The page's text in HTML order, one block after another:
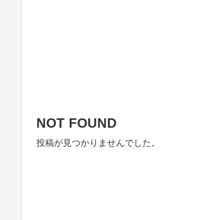
NOT FOUND
投稿が見つかりませんでした。